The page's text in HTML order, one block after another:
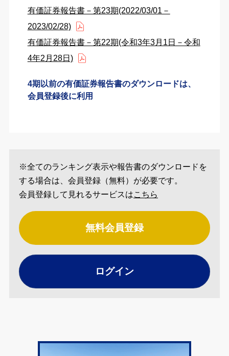
有価証券報告書－第23期(2022/03/01－
2023/02/28)
有価証券報告書－第22期(令和3年3月1日－令和
4年2月28日)
4期以前の有価証券報告書のダウンロードは、
会員登録後に利用
※全てのランキング表示や報告書のダウンロードを
する場合は、会員登録（無料）が必要です。
会員登録して見れるサービスはこちら
無料会員登録
ログイン